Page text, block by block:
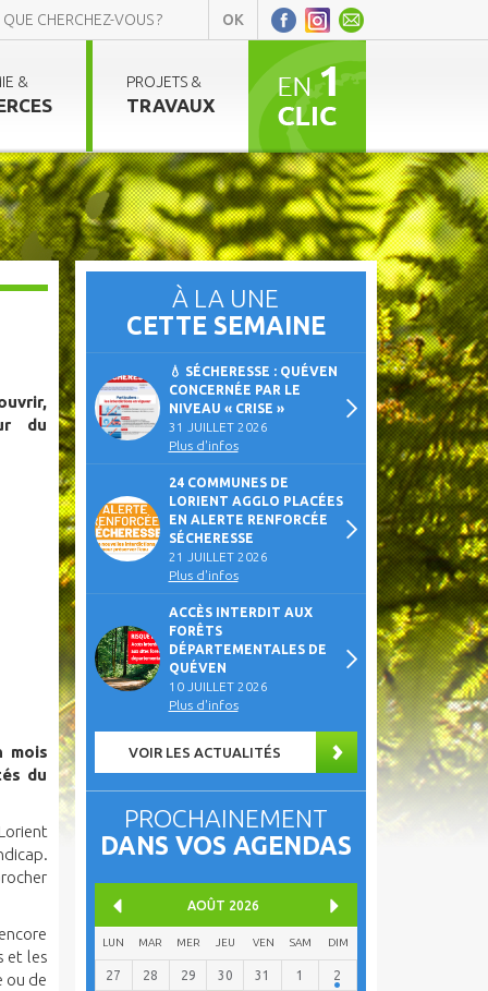
& PROJETS &
TRAVAUX
À LA UNE
CETTE SEMAINE
💧 SÉCHERESSE : QUÉVEN
CONCERNÉE PAR LE
NIVEAU « CRISE »
31 JUILLET 2026
Plus d'infos
24 COMMUNES DE
LORIENT AGGLO PLACÉES
EN ALERTE RENFORCÉE
SÉCHERESSE
21 JUILLET 2026
Plus d'infos
ACCÈS INTERDIT AUX
FORÊTS
DÉPARTEMENTALES DE
QUÉVEN
10 JUILLET 2026
Plus d'infos
VOIR LES ACTUALITÉS
PROCHAINEMENT
DANS VOS AGENDAS
AOÛT 2026
LUN MAR MER JEU VEN SAM DIM
27 28 29 30 31 1 2
du
mois
du
et les
ou de